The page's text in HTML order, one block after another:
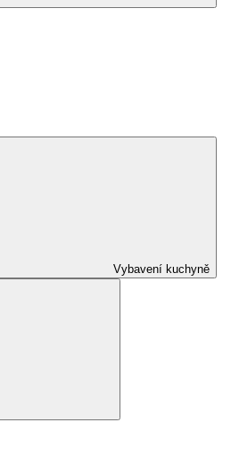
Vybavení kuchyně